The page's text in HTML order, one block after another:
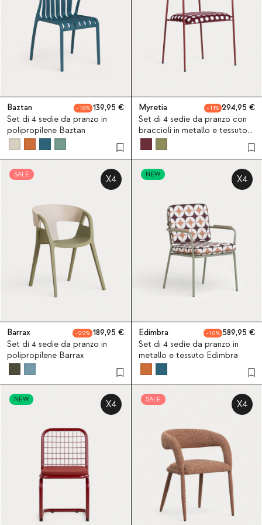
Baztan 18
139,95
Set di 4 sedie da pranzo in
polipropilene Baztan
Myretia 11
294,95
Set di 4 sedie da pranzo con
braccioli in metallo e tessuto
Myretia
SALE X4
Barrax 22
189,95
Set di 4 sedie da pranzo in
polipropilene Barrax
NEW X4
Edimbra 10
589,95
Set di 4 sedie da pranzo in
metallo e tessuto Edimbra
NEW X4 SALE X4